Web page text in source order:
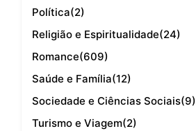
Política(2)
Religião e Espiritualidade(24)
Romance(609)
Saúde e Família(12)
Sociedade e Ciências Sociais(9)
Turismo e Viagem(2)